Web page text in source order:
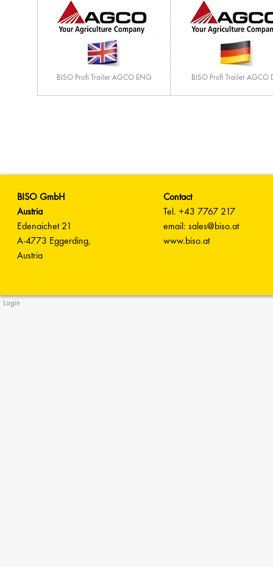
BISO Profi Trailer AGCO ENG BISO Profi Trailer AGCO
BISO GmbH
Austria
Edenaichet 21
A-4773 Eggerding,
Austria
Contact
Tel. +43 7767 217
email: sales@biso.at
www.biso.at
Login